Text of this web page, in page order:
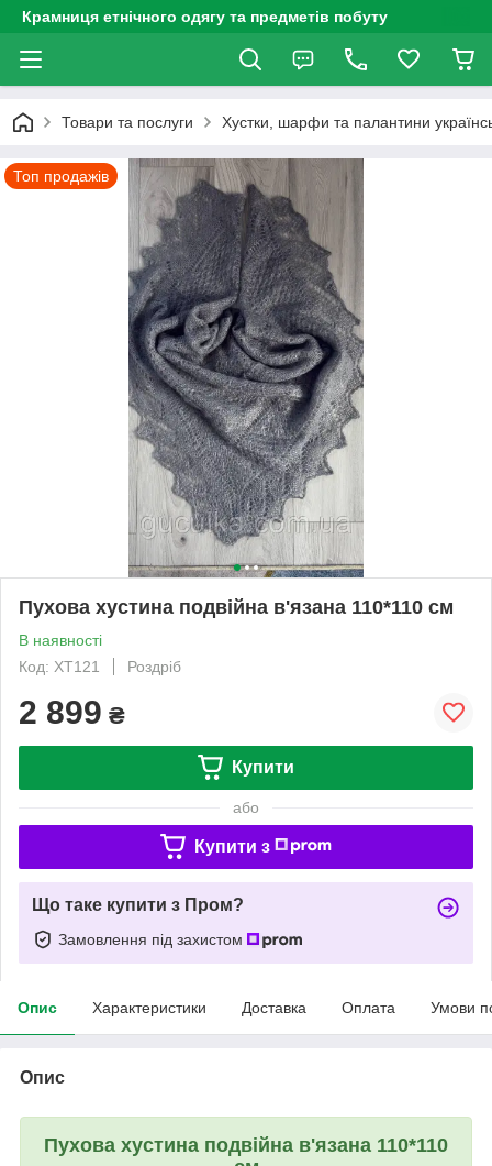
Крамниця етнічного одягу та предметів побуту
Товари та послуги Хустки, шарфи та палантини
Топ продажів
Пухова хустина подвійна в'язана 110*110 см
В наявності
Код: ХТ121
Роздріб
2 899 ₴
Купити
або
Купити з
Що таке купити з Пром?
Замовлення під захистом
Опис Характеристики Доставка Оплата Умови
Опис
Пухова хустина подвійна в'язана 110*110